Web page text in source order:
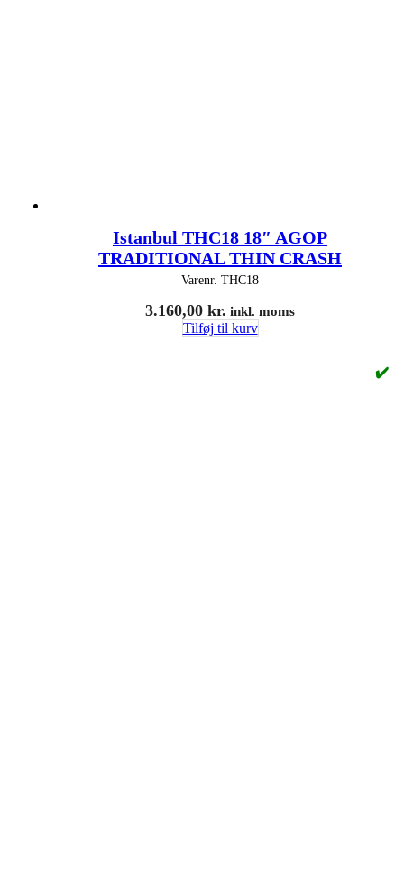
Istanbul THC18 18″ AGOP
TRADITIONAL THIN CRASH
Varenr. THC18
3.160,00 kr. inkl. moms
Tilføj til kurv
✔️